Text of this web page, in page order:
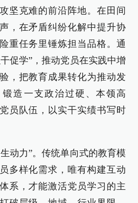
坚克难的前沿阵地。在田间
，在矛盾纠纷化解中提升协
重任务里锤炼担当品格。通
促学”，推动党员在实践中增
，把教育成果转化为推动发
造一支政治过硬、本领高
员队伍，以实干实绩书写时
动力”。传统单向式的教育模
多样化需求，唯有构建互动
系，才能激活党员学习的主